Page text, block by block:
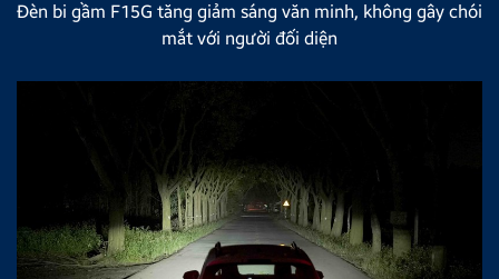
Đèn bi gầm F15G tăng giảm sáng văn minh, không gây chói
mắt với người đối diện